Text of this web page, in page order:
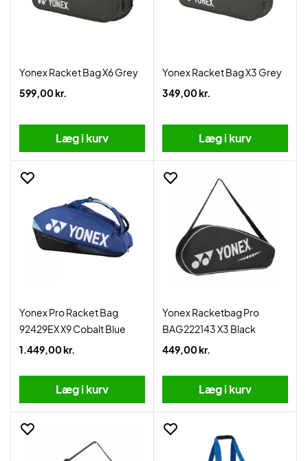
Yonex Racket Bag X6 Grey
599,00 kr.
Læg i kurv
Yonex Racket Bag X3 Grey
349,00 kr.
Læg i kurv
Yonex Pro Racket Bag
92429EX X9 Cobalt Blue
1.449,00 kr.
Læg i kurv
Yonex Racketbag Pro
BAG222143 X3 Black
449,00 kr.
Læg i kurv